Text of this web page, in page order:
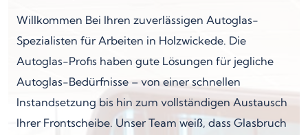
Willkommen Bei Ihren zuverlässigen Autoglas-
Spezialisten für Arbeiten in Holzwickede. Die
Autoglas-Profis haben gute Lösungen für jegliche
Autoglas-Bedürfnisse – von einer schnellen
Instandsetzung bis hin zum vollständigen Austausch
Ihrer Frontscheibe. Unser Team weiß, dass Glasbruch